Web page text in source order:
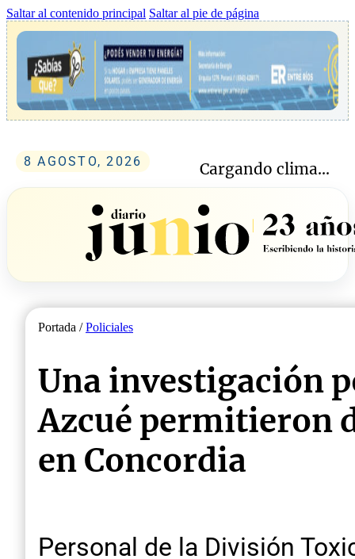
Saltar al contenido principal Saltar al pie de página
8 AGOSTO, 2026 Cargando clima...
Portada /Policiales
Una investigación
Azcué permitieron
en Concordia
Personal de la División